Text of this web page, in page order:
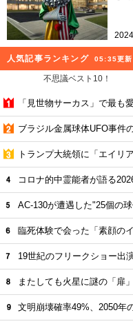
人気記事ランキング 05:35更新
不思議ベスト10！
「見世物サーカス」で最も
ブラジル金属球体UFO事件
トランプ大統領に「エイリ
コロナ的中霊能者が語る
AC-130が遭遇した"25個の
臨死体験で会った「素顔のイ
19世紀のフリークショー出
またしても火星に謎の「扉
文明崩壊確率49%、2050年